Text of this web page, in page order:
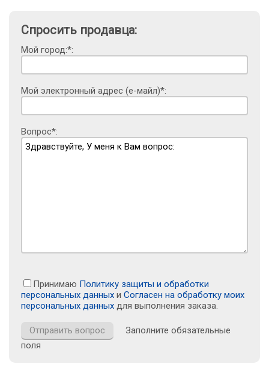
Спросить продавца:
Мой город:*:
Мой электронный адрес (е-майл)*:
Вопрос*:
Принимаю Политику защиты и обработки
персональных данных и Согласен на обработку моих
персональных данных для выполнения заказа.
Заполните обязательные
поля